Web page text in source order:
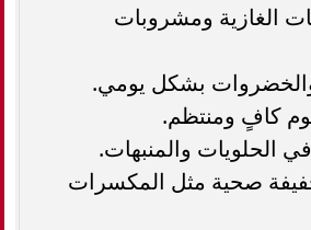
الغازية ومشروبات
والخضروات بشكل يومي.
كافٍ ومنتظم.
الحلويات والمنبهات.
صحية مثل المكسرات